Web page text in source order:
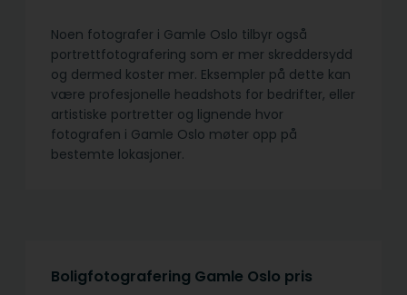
Noen fotografer i Gamle Oslo tilbyr også
portrettfotografering som er mer skreddersydd
og dermed koster mer. Eksempler på dette kan
være profesjonelle headshots for bedrifter, eller
artistiske portretter og lignende hvor
fotografen i Gamle Oslo møter opp på
bestemte lokasjoner.
Boligfotografering Gamle Oslo pris